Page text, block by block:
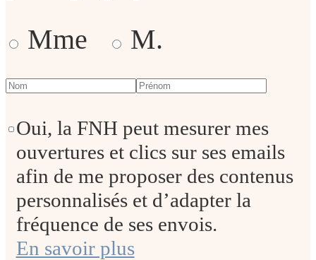
Mme M.
Oui, la FNH peut mesurer mes
ouvertures et clics sur ses emails
afin de me proposer des contenus
personnalisés et d’adapter la
fréquence de ses envois.
En savoir plus